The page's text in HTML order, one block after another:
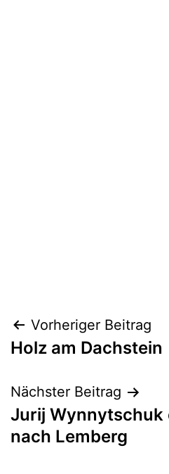
Vorheriger Beitrag
Holz am Dachstein
Nächster Beitrag
Jurij
nach Lemberg